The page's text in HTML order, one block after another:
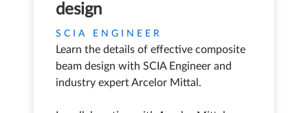
design
SCIA ENGINEER
Learn the details of effective composite
beam design with SCIA Engineer and
industry expert Arcelor Mittal.